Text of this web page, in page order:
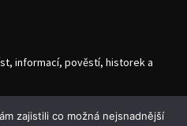
informací, pověstí, historek a
zajistili co možná nejsnadnější